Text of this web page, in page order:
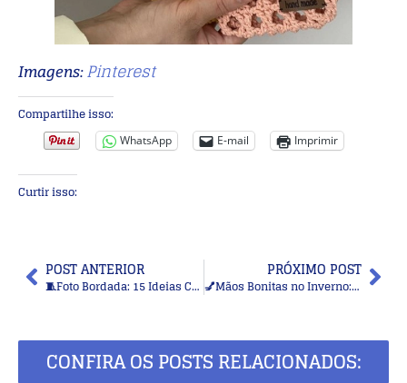
Imagens:Pinterest
Compartilhe isso:
WhatsApp E-mail Imprimir
Curtir isso:
POST ANTERIOR
🧵Foto Bordada: 15 Ideias Criativas para Transformar Suas Lembranças em Arte
PRÓXIMO POST
💅Mãos Bonitas no Inverno: 19 Cores de Esmalte Elegantes que Completam Qualquer Look
CONFIRA OS POSTS RELACIONADOS: